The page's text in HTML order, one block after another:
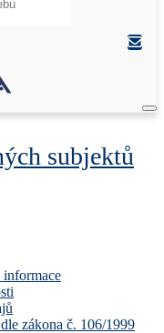
subjektů
informace
zákona č. 106/1999